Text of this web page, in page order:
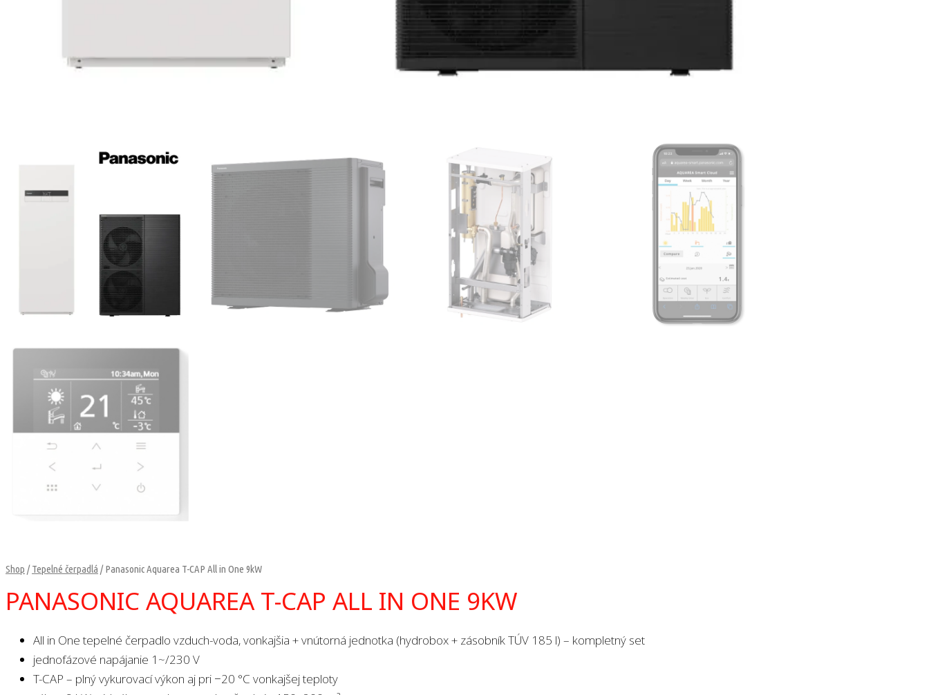
Shop /Tepelné čerpadlá / Panasonic Aquarea T-CAP All in One 9kW
PANASONIC AQUAREA T-CAP ALL IN ONE 9KW
All in One tepelné čerpadlo vzduch-voda, vonkajšia + vnútorná jednotka (hydrobox + zásobník TÚV 185 l) – kompletný set
jednofázové napájanie 1~/230 V
T-CAP – plný vykurovací výkon aj pri −20 °C vonkajšej teploty